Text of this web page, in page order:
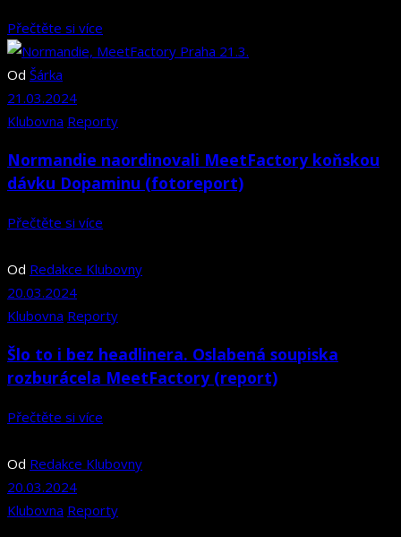
Přečtěte si více
Od Šárka
21.03.2024
Klubovna Reporty
Normandie naordinovali MeetFactory koňskou
dávku Dopaminu (fotoreport)
Přečtěte si více
Od Redakce Klubovny
20.03.2024
Klubovna Reporty
Šlo to i bez headlinera. Oslabená soupiska
rozburácela MeetFactory (report)
Přečtěte si více
Od Redakce Klubovny
20.03.2024
Klubovna Reporty